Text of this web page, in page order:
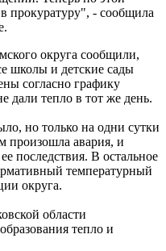
прокуратуру", - сообщила
округа сообщили,
школы и детские сады
согласно графику
дали тепло в тот же день.
но только на одни сутки
произошла авария, и
последствия. В остальное
температурный
округа.
области
тепло и